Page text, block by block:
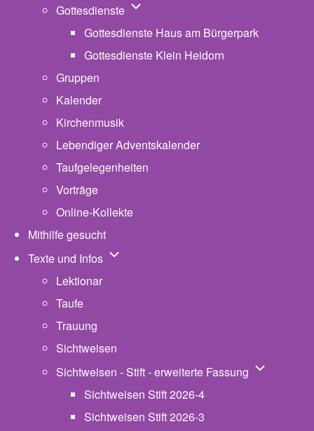
Gottesdienste Unternavigation von Gottesdienste
Gottesdienste Haus am Bürgerpark
Gottesdienste Klein Heidorn
Gruppen
Kalender
Kirchenmusik
Lebendiger Adventskalender
Taufgelegenheiten
Vorträge
Online-Kollekte
Mithilfe gesucht
Texte und Infos Unternavigation von Texte und Infos
Lektionar
Taufe
Trauung
Sichtweisen
Sichtweisen - Stift - erweiterte Fassung
Sichtweisen Stift 2026-4
Sichtweisen Stift 2026-3